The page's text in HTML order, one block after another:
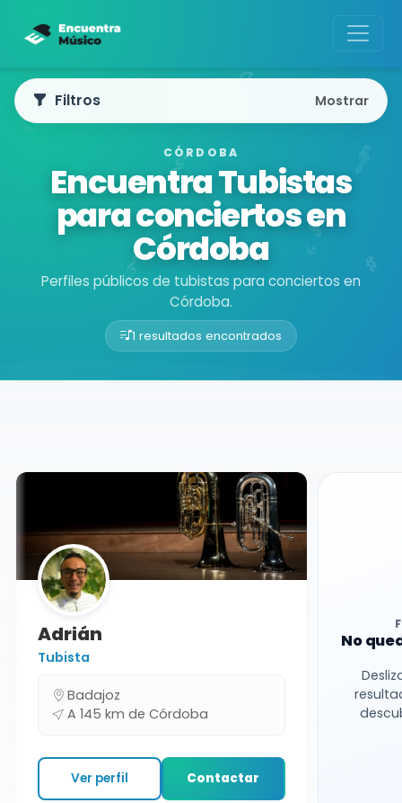
CÓRDOBA
Encuentra Tubistas
para conciertos en
Córdoba
Perfiles públicos de tubistas para conciertos en
Córdoba.
1 resultados encontrados
Buscador de músicos
Filtros Mostrar
Adrián
Tubista
Badajoz
A 145 km de Córdoba
Ver perfil Contactar
No